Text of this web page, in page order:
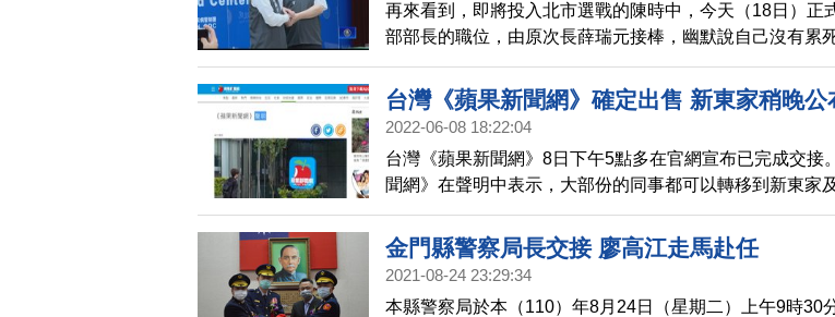
再來看到，即將投入北市選戰的陳時中，今天（18日）正
部部長的職位，由原次長薛瑞元接棒，幽默說自己沒有累
有累壞「一鈞」，指的就是副署長羅一鈞。下午則是將防
重責交接給王必勝，表示兩年多來，指揮中心做出的決定
分，但都朝一百分努力。
台灣《蘋果新聞網》確定出售 新東家稍晚公
2022-06-08 18:22:04
台灣《蘋果新聞網》8日下午5點多在官網宣布已完成交接
聞網》在聲明中表示，大部份的同事都可以轉移到新東家
用，至於新東家主席和執行主席，會稍後公布。
金門縣警察局長交接 廖高江走馬赴任
2021-08-24 23:29:34
本縣警察局於本（110）年8月24日（星期二）上午9時30